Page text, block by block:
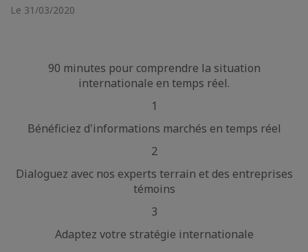
Le 31/03/2020
90 minutes pour comprendre la situation
internationale en temps réel.
1
Bénéficiez d'informations marchés en temps réel
2
Dialoguez avec nos experts terrain et des entreprises
témoins
3
Adaptez votre stratégie internationale